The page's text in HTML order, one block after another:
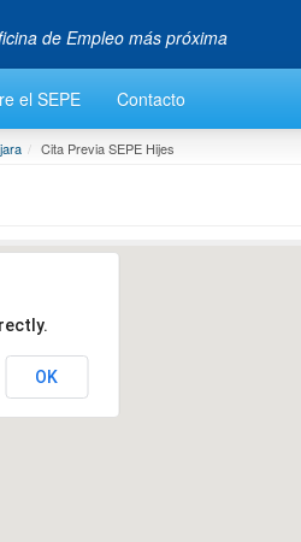
de Empleo más próxima
el SEPE Contacto
Cita Previa SEPE Hijes
OK